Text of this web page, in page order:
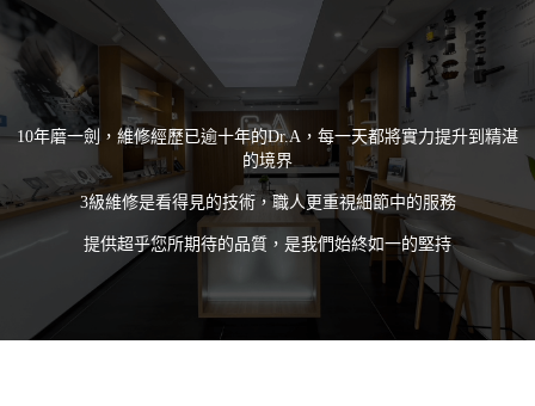
10年磨一劍，維修經歷已逾十年的Dr.A，每一天都將實力提升到精湛
的境界
3級維修是看得見的技術，職人更重視細節中的服務
提供超乎您所期待的品質，是我們始終如一的堅持